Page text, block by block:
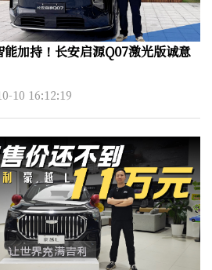
能加持！长安启源Q07激光版诚意
10 16:12:19